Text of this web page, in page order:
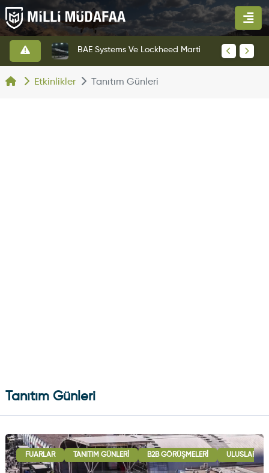
Etkinlikler Tanıtım Günleri
Tanıtım Günleri
FUARLAR TANITIM GÜNLERI B2B GÖRÜŞMELERI